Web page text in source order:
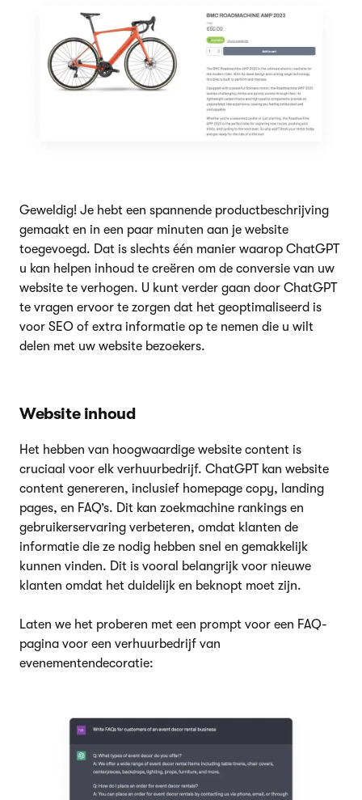
Geweldig! Je hebt een spannende productbeschrijving
gemaakt en in een paar minuten aan je website
toegevoegd. Dat is slechts één manier waarop ChatGPT
u kan helpen inhoud te creëren om de conversie van uw
website te verhogen. U kunt verder gaan door ChatGPT
te vragen ervoor te zorgen dat het geoptimaliseerd is
voor SEO of extra informatie op te nemen die u wilt
delen met uw website bezoekers.
Website inhoud
Het hebben van hoogwaardige website content is
cruciaal voor elk verhuurbedrijf. ChatGPT kan website
content genereren, inclusief homepage copy, landing
pages, en FAQ’s. Dit kan zoekmachine rankings en
gebruikerservaring verbeteren, omdat klanten de
informatie die ze nodig hebben snel en gemakkelijk
kunnen vinden. Dit is vooral belangrijk voor nieuwe
klanten omdat het duidelijk en beknopt moet zijn.
Laten we het proberen met een prompt voor een FAQ-
pagina voor een verhuurbedrijf van
evenementendecoratie: